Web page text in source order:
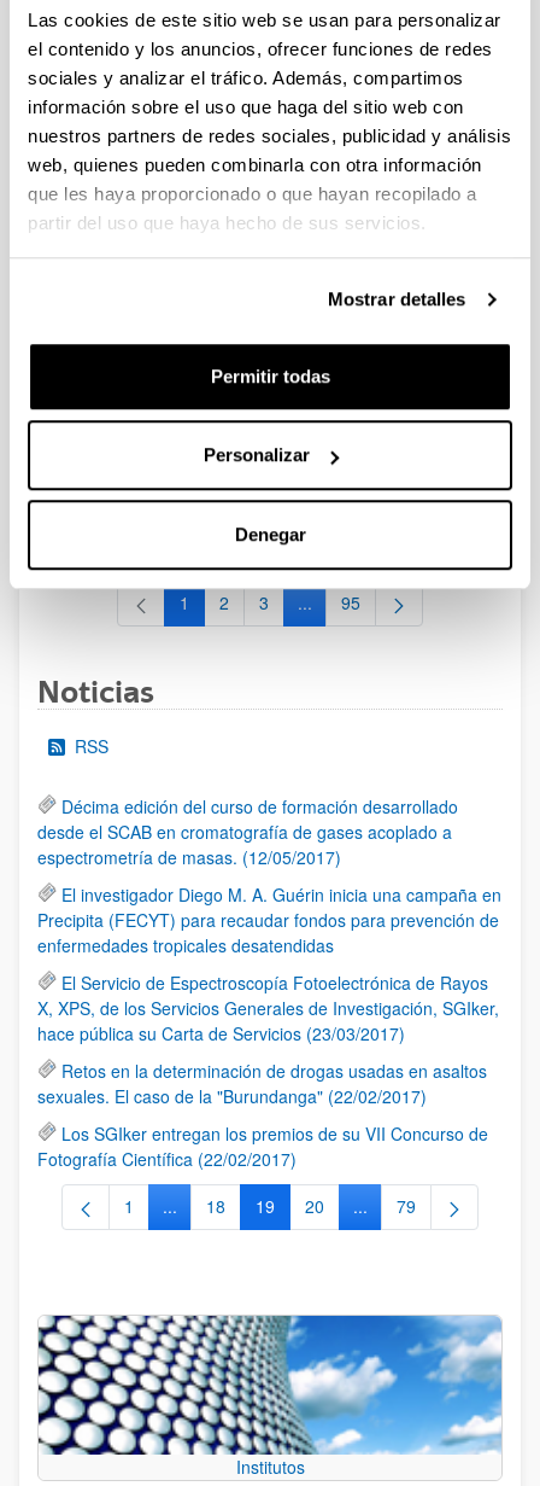
Las cookies de este sitio web se usan para personalizar
el contenido y los anuncios, ofrecer funciones de redes
sociales y analizar el tráfico. Además, compartimos
información sobre el uso que haga del sitio web con
nuestros partners de redes sociales, publicidad y análisis
web, quienes pueden combinarla con otra información
que les haya proporcionado o que hayan recopilado a
partir del uso que haya hecho de sus servicios.
Mostrar detalles
Permitir todas
Personalizar
Denegar
FUNDACION LA CAIXA JUNIOR LEADER RETAINING
PROGRAMME 2027
Trámite abierto
CONVOCATORIA PARA LA CONTRATACIÓN DE
PERSONAL INVESTIGADOR DOCTOR EN LA UPV/EHU
(2026)
Trámite abierto (Plazo de presentación de solicitudes: 03/06/2026 -
16/07/2026: Listado provisional de solicitudes admitidas y
excluidas para evaluación. Plazo alegaciones: del 17/07/2026
CONVOCATORIA 2026-I PARA LA CONTRATACIÓN DE
PERSONAL INVESTIGADOR EN FORMACIÓN EN LA EHU
GRUPO/PROYECTO DE INVESTIGACIÓN
09/07/2026: Fase 2. Resolución Definitiva de concedidos y
Página
1 Página
2 Página
3 ...Páginas intermedias Use TAB
Página
95
Noticias
RSS
Décima edición del curso de formación desarrollado
desde el SCAB en cromatografía de gases acoplado a
espectrometría de masas. (12/05/2017)
El investigador Diego M. A. Guérin inicia una campaña en
Precipita (FECYT) para recaudar fondos para prevención de
enfermedades tropicales desatendidas
El Servicio de Espectroscopía Fotoelectrónica de Rayos
X, XPS, de los Servicios Generales de Investigación, SGIker,
hace pública su Carta de Servicios (23/03/2017)
Retos en la determinación de drogas usadas en asaltos
sexuales. El caso de la "Burundanga" (22/02/2017)
Los SGIker entregan los premios de su VII Concurso de
Fotografía Científica (22/02/2017)
Página
1 ...Páginas intermedias Use TAB para desplazarse.
Página
18 Página
19 Página
20 ...Páginas intermedias
Página
79
Institutos